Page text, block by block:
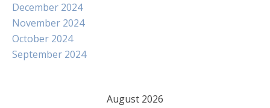
December 2024
November 2024
October 2024
September 2024
August 2026